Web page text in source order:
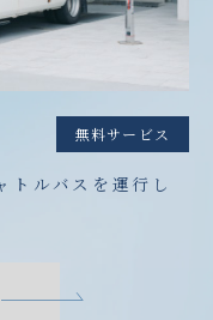
無料サービス
トルバスを運行し